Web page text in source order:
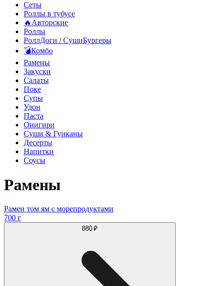
Сеты
Роллы в тубусе
🔥Авторские
Роллы
РоллДоги / СушиБургеры
💣Комбо
Рамены
Закуски
Салаты
Поке
Супы
Удон
Паста
Онигири
Суши & Гунканы
Десерты
Напитки
Соусы
Рамены
Рамен том ям с морепродуктами
700 г
880 ₽